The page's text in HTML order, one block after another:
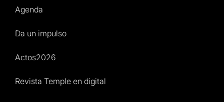
Agenda
Da un impulso
Actos2026
Revista Temple en digital